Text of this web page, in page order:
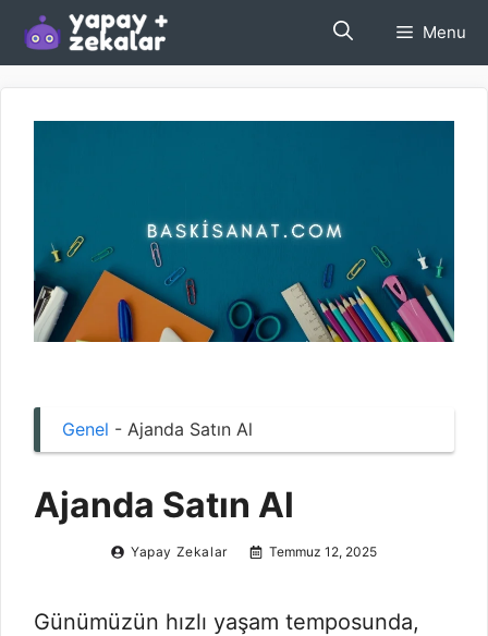
İçeriğe
atla
Menu
Genel - Ajanda Satın Al
Ajanda Satın Al
Yapay Zekalar Temmuz 12, 2025
Günümüzün hızlı yaşam temposunda,